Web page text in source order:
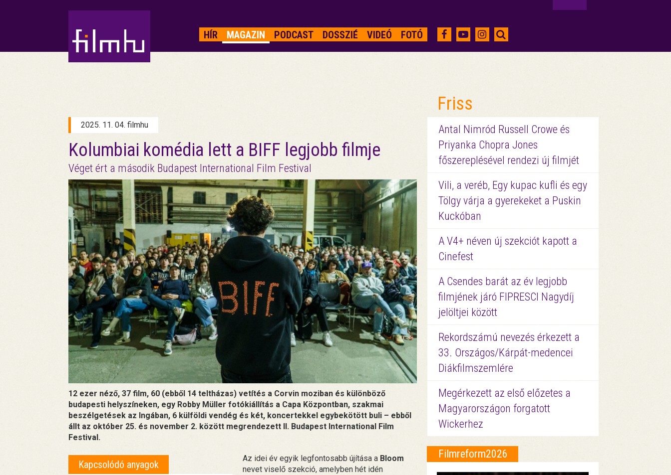
HÍR MAGAZIN PODCAST DOSSZIÉ VIDEÓ FOTÓ
2025. 11. 04. filmhu
Kolumbiai komédia lett a BIFF legjobb filmje
Véget ért a második Budapest International Film Festival
12 ezer néző, 37 film, 60 (ebből 14 teltházas) vetítés a Corvin moziban és különböző
budapesti helyszíneken, egy Robby Müller fotókiállítás a Capa Központban, szakmai
beszélgetések az Ingában, 6 külföldi vendég és két, koncertekkel egybekötött buli – ebből
állt az október 25. és november 2. között megrendezett II. Budapest International Film
Festival.
Kapcsolódó anyagok
Az idei év egyik legfontosabb újítása a Bloom
nevet viselő szekció, amelyben hét idén
Friss
Antal Nimród Russell Crowe és
Priyanka Chopra Jones
főszereplésével rendezi új filmjét
Vili, a veréb, Egy kupac kufli és egy
Tölgy várja a gyerekeket a Puskin
Kuckóban
A V4+ néven új szekciót kapott a
Cinefest
A Csendes barát az év legjobb
filmjének járó FIPRESCI Nagydíj
jelöltjei között
Rekordszámú nevezés érkezett a
33. Országos/Kárpát-medencei
Diákfilmszemlére
Megérkezett az első előzetes a
Magyarországon forgatott
Wickerhez
Filmreform2026